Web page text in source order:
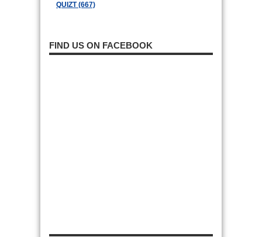
QUIZT (667)
FIND US ON FACEBOOK